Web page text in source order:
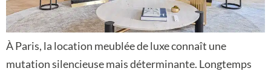
À Paris, la location meublée de luxe connaît une
mutation silencieuse mais déterminante. Longtemps